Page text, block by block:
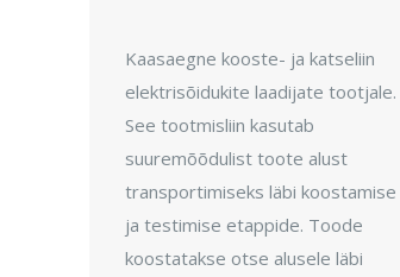
Kaasaegne kooste- ja katseliin
elektrisõidukite laadijate tootjale.
See tootmisliin kasutab
suuremõõdulist toote alust
transportimiseks läbi koostamise
ja testimise etappide. Toode
koostatakse otse alusele läbi